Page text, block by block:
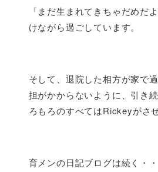
「まだ生まれてきちゃだめだ
けながら過ごしています。
そして、退院した相方が家で
担がかからないように、引き
ろもろのすべてはRickeyがさ
育メンの日記ブログは続く・・